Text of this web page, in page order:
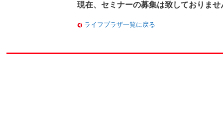
現在、セミナーの募集は致しておりませ
ライフプラザ一覧に戻る